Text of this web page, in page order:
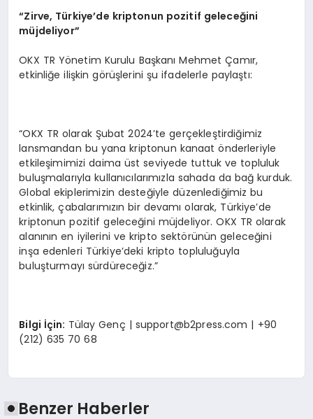
“Zirve, Türkiye’de kriptonun pozitif geleceğini
müjdeliyor”
OKX TR Yönetim Kurulu Başkanı Mehmet Çamır,
etkinliğe ilişkin görüşlerini şu ifadelerle paylaştı:
“OKX TR olarak Şubat 2024’te gerçekleştirdiğimiz
lansmandan bu yana kriptonun kanaat önderleriyle
etkileşimimizi daima üst seviyede tuttuk ve topluluk
buluşmalarıyla kullanıcılarımızla sahada da bağ kurduk.
Global ekiplerimizin desteğiyle düzenlediğimiz bu
etkinlik, çabalarımızın bir devamı olarak, Türkiye’de
kriptonun pozitif geleceğini müjdeliyor. OKX TR olarak
alanının en iyilerini ve kripto sektörünün geleceğini
inşa edenleri Türkiye’deki kripto topluluğuyla
buluşturmayı sürdüreceğiz.”
Bilgi İçin: Tülay Genç | support@b2press.com | +90
(212) 635 70 68
Benzer Haberler